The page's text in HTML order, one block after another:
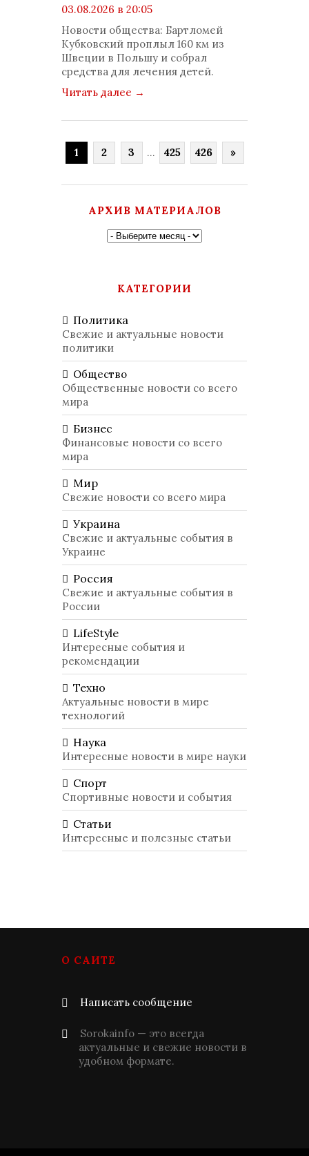
03.08.2026 в 20:05
просмотров: 180
комментариев: 0
Новости общества: Бартломей
Кубковский проплыл 160 км из
Швеции в Польшу и собрал
средства для лечения детей.
Читать далее →
1 2 3 ... 425 426 »
АРХИВ МАТЕРИАЛОВ
КАТЕГОРИИ
Политика
Свежие и актуальные новости
политики
Общество
Общественные новости со всего
мира
Бизнес
Финансовые новости со всего
мира
Мир
Свежие новости со всего мира
Украина
Свежие и актуальные события в
Украине
Россия
Свежие и актуальные события в
России
LifeStyle
Интересные события и
рекомендации
Техно
Актуальные новости в мире
технологий
Наука
Интересные новости в мире науки
Спорт
Спортивные новости и события
Статьи
Интересные и полезные статьи
О САЙТЕ
Написать сообщение
Sorokainfo — это всегда
актуальные и свежие новости в
удобном формате.